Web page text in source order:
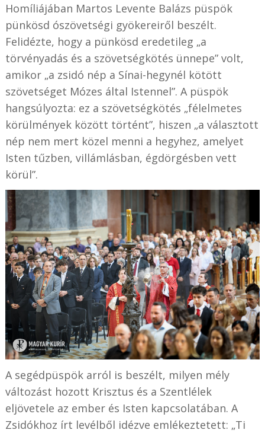
Homíliájában Martos Levente Balázs püspök
pünkösd ószövetségi gyökereiről beszélt.
Felidézte, hogy a pünkösd eredetileg „a
törvényadás és a szövetségkötés ünnepe” volt,
amikor „a zsidó nép a Sínai-hegynél kötött
szövetséget Mózes által Istennel”. A püspök
hangsúlyozta: ez a szövetségkötés „félelmetes
körülmények között történt”, hiszen „a választott
nép nem mert közel menni a hegyhez, amelyet
Isten tűzben, villámlásban, égdörgésben vett
körül”.
A segédpüspök arról is beszélt, milyen mély
változást hozott Krisztus és a Szentlélek
eljövetele az ember és Isten kapcsolatában. A
Zsidókhoz írt levélből idézve emlékeztetett: „Ti